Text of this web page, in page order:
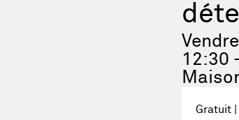
12:30
Gratuit |